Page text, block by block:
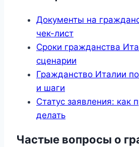
Документы на
чек-лист
Сроки гражданства
сценарии
Гражданство Италии
и шаги
Статус заявления: как
делать
Частые вопросы о